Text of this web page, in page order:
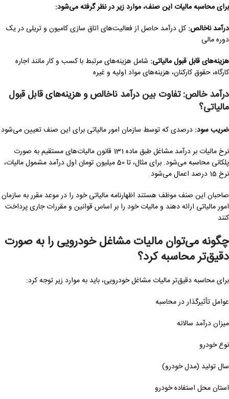
برای محاسبه مالیات این صنف، موارد زیر در نظر گرفته می‌شود:
درآمد ناخالص: کل درآمد حاصل از فعالیت‌های اتاق سازی کامیون و تریلی در یک
دوره مالی
هزینه‌های قابل قبول مالیاتی: شامل هزینه‌های مرتبط با کسب و کار مانند اجاره
کارگاه، حقوق کارکنان، هزینه‌های مواد اولیه و غیره
درآمد خالص: تفاوت بین درآمد ناخالص و هزینه‌های قابل قبول
مالیاتی؟
ضریب سود: درصدی که توسط سازمان امور مالیاتی برای این صنف تعیین می‌شود
نرخ مالیات بر درآمد مشاغل طبق ماده 131 قانون مالیات‌های مستقیم به صورت
پلکانی محاسبه می‌شود. برای مثال، تا 50 میلیون تومان اول درآمد مشمول مالیات،
نرخ 15 درصد اعمال می‌شود
.
صاحبان این صنف موظف هستند اظهارنامه مالیاتی خود را در موعد مقرر به سازمان
امور مالیاتی ارائه دهند و مالیات خود را بر اساس قوانین و مقررات جاری پرداخت
کنند
چگونه می‌توان مالیات مشاغل خودرویی را به صورت
دقیق‌تر محاسبه کرد؟
برای محاسبه دقیق‌تر مالیات مشاغل خودرویی، باید به موارد زیر توجه کرد:
عوامل تأثیرگذار در محاسبه
میزان درآمد سالانه
نوع خودرو
سال تولید (مدل خودرو)
استان محل استفاده خودرو